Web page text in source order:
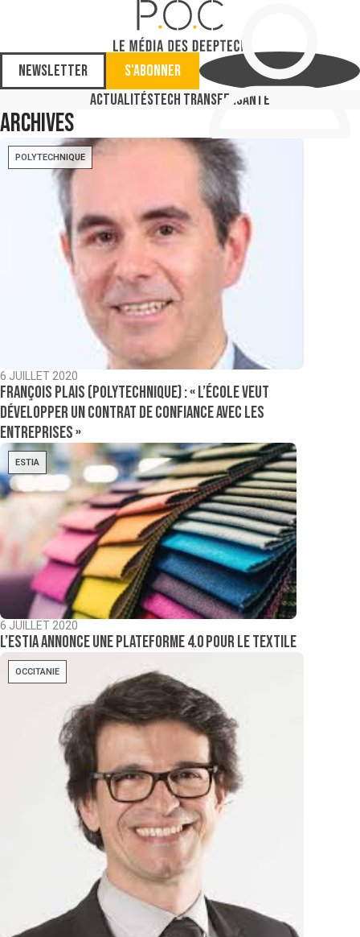
Newsletter
S'abonner
ActualitésTech TransferSanté
Archives
POLYTECHNIQUE
6 JUILLET 2020
François Plais (Polytechnique) : « l’École veut
développer un contrat de confiance avec les
entreprises »
ESTIA
6 JUILLET 2020
L’Estia annonce une plateforme 4.0 pour le textile
OCCITANIE